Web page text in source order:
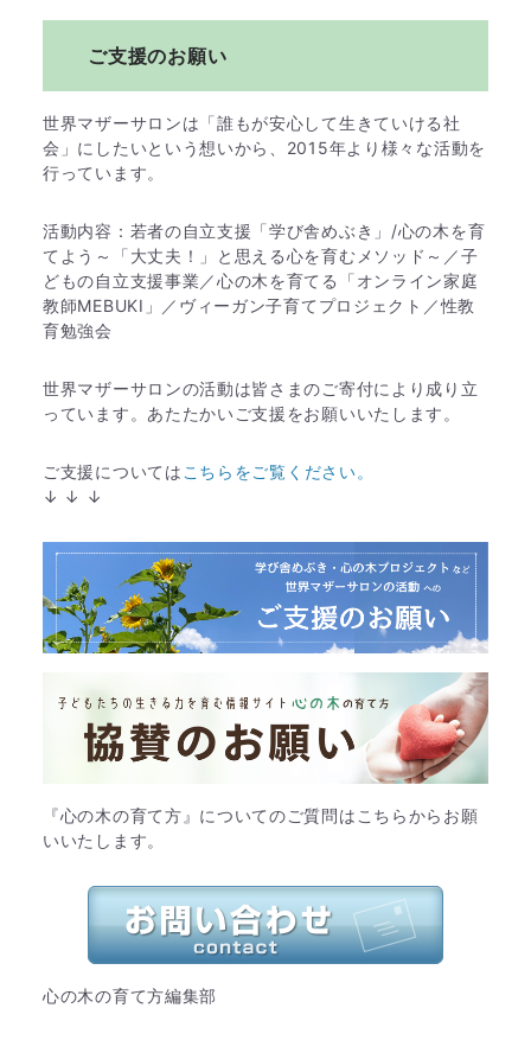
ご支援のお願い
世界マザーサロンは「誰もが安心して生きていける社
会」にしたいという想いから、2015年より様々な活動を
行っています。
活動内容：若者の自立支援「学び舎めぶき」/心の木を育
てよう～「大丈夫！」と思える心を育むメソッド～／子
どもの自立支援事業／心の木を育てる「オンライン家庭
教師MEBUKI」／ヴィーガン子育てプロジェクト／性教
育勉強会
世界マザーサロンの活動は皆さまのご寄付により成り立
っています。あたたかいご支援をお願いいたします。
ご支援については こちらをご覧ください。
↓ ↓ ↓
『心の木の育て方』についてのご質問はこちらからお願
いいたします。
心の木の育て方編集部